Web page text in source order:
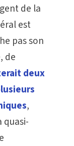
de la
est
pas son
de
deux
,